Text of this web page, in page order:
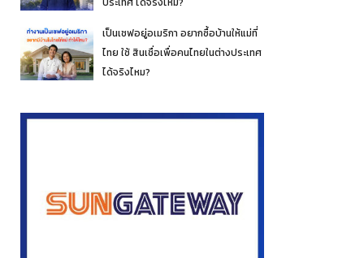
เป็นเชฟอยู่อเมริกา อยากซื้อบ้านให้แม่ที่
ไทย ใช้ สินเชื่อเพื่อคนไทยในต่างประเทศ
ได้จริงไหม?